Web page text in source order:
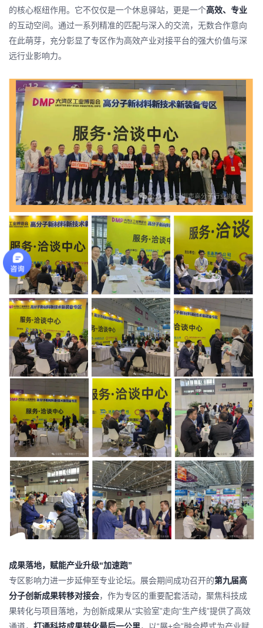
的核心枢纽作用。它不仅仅是一个休息驿站，更是一个高效、专业
的互动空间。通过一系列精准的匹配与深入的交流，无数合作意向
在此萌芽，充分彰显了专区作为高效产业对接平台的强大价值与深
远行业影响力。
成果落地，赋能产业升级“加速跑”
专区影响力进一步延伸至专业论坛。展会期间成功召开的第九届高
分子创新成果转移对接会，作为专区的重要配套活动，聚焦科技成
果转化与项目落地，为创新成果从“实验室”走向“生产线”提供了高效